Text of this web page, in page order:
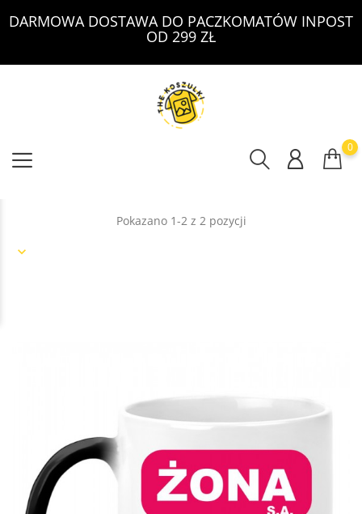
DARMOWA DOSTAWA DO PACZKOMATÓW INPOST
OD 299 ZŁ
0
Pokazano 1-2 z 2 pozycji